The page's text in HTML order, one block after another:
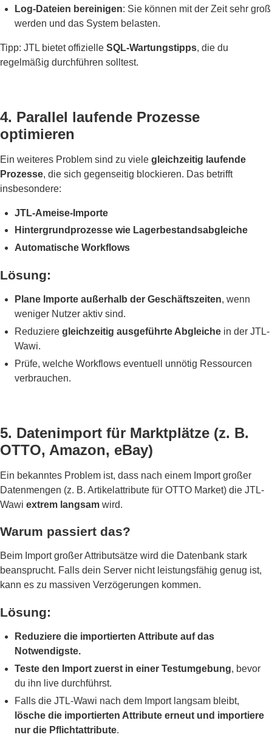
Log-Dateien bereinigen: Sie können mit der Zeit sehr groß
werden und das System belasten.
Tipp: JTL bietet offizielle SQL-Wartungstipps, die du
regelmäßig durchführen solltest.
4. Parallel laufende Prozesse
optimieren
Ein weiteres Problem sind zu viele gleichzeitig laufende
Prozesse, die sich gegenseitig blockieren. Das betrifft
insbesondere:
JTL-Ameise-Importe
Hintergrundprozesse wie Lagerbestandsabgleiche
Automatische Workflows
Lösung:
Plane Importe außerhalb der Geschäftszeiten, wenn
weniger Nutzer aktiv sind.
Reduziere gleichzeitig ausgeführte Abgleiche in der JTL-
Wawi.
Prüfe, welche Workflows eventuell unnötig Ressourcen
verbrauchen.
5. Datenimport für Marktplätze (z. B.
OTTO, Amazon, eBay)
Ein bekanntes Problem ist, dass nach einem Import großer
Datenmengen (z. B. Artikelattribute für OTTO Market) die JTL-
Wawi extrem langsam wird.
Warum passiert das?
Beim Import großer Attributsätze wird die Datenbank stark
beansprucht. Falls dein Server nicht leistungsfähig genug ist,
kann es zu massiven Verzögerungen kommen.
Lösung:
Reduziere die importierten Attribute auf das
Notwendigste.
Teste den Import zuerst in einer Testumgebung, bevor
du ihn live durchführst.
Falls die JTL-Wawi nach dem Import langsam bleibt,
lösche die importierten Attribute erneut und importiere
nur die Pflichtattribute.